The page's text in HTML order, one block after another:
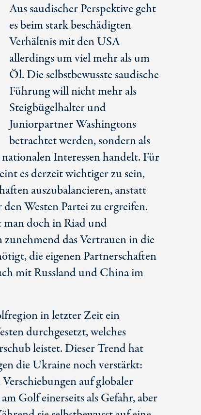
Aus saudischer Perspektive geht
es beim stark beschädigten
Verhältnis mit den USA
allerdings um viel mehr als um
Öl. Die selbstbewusste saudische
Führung will nicht mehr als
Steigbügelhalter und
Juniorpartner Washingtons
betrachtet werden, sondern als
Interessen handelt. Für
es derzeit wichtiger zu sein,
auszubalancieren, anstatt
Westen Partei zu ergreifen.
man doch in Riad und
zunehmend das Vertrauen in die
die eigenen Partnerschaften
mit Russland und China im
in letzter Zeit ein
durchgesetzt, welches
leistet. Dieser Trend hat
die Ukraine noch verstärkt:
auf globaler
Golf einerseits als Gefahr, aber